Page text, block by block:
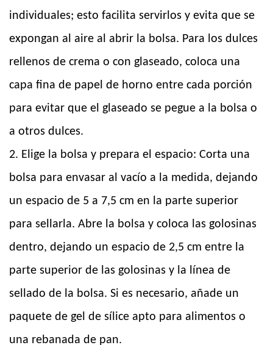
individuales; esto facilita servirlos y evita que se
expongan al aire al abrir la bolsa. Para los dulces
rellenos de crema o con glaseado, coloca una
capa fina de papel de horno entre cada porción
para evitar que el glaseado se pegue a la bolsa o
a otros dulces.
2. Elige la bolsa y prepara el espacio: Corta una
bolsa para envasar al vacío a la medida, dejando
un espacio de 5 a 7,5 cm en la parte superior
para sellarla. Abre la bolsa y coloca las golosinas
dentro, dejando un espacio de 2,5 cm entre la
parte superior de las golosinas y la línea de
sellado de la bolsa. Si es necesario, añade un
paquete de gel de sílice apto para alimentos o
una rebanada de pan.